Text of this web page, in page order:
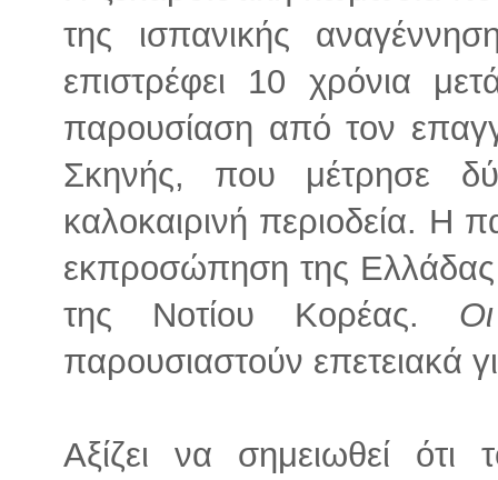
της ισπανικής
επιστρέφει 10 χρόνια
παρουσίαση από τον
Σκηνής, που μέτρησε
καλοκαιρινή περιοδεία. Η
εκπροσώπηση της Ελλάδας
της Νοτίου Κορέας.
παρουσιαστούν επετειακά
Αξίζει να σημειωθεί